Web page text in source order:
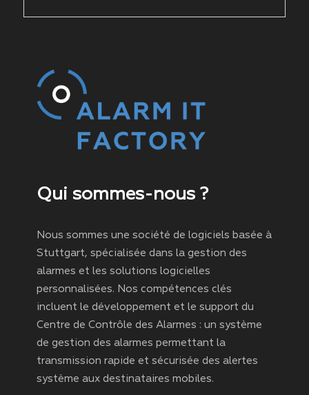
Qui sommes-nous ?
Nous sommes une société de logiciels basée à
Stuttgart, spécialisée dans la gestion des
alarmes et les solutions logicielles
personnalisées. Nos compétences clés
incluent le développement et le support du
Centre de Contrôle des Alarmes : un système
de gestion des alarmes permettant la
transmission rapide et sécurisée des alertes
système aux destinataires mobiles.